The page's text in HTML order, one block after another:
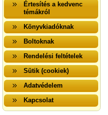
Értesítés a kedvenc
témákról
Könyvkiadóknak
Boltoknak
Rendelési feltételek
Sütik (cookiek)
Adatvédelem
Kapcsolat